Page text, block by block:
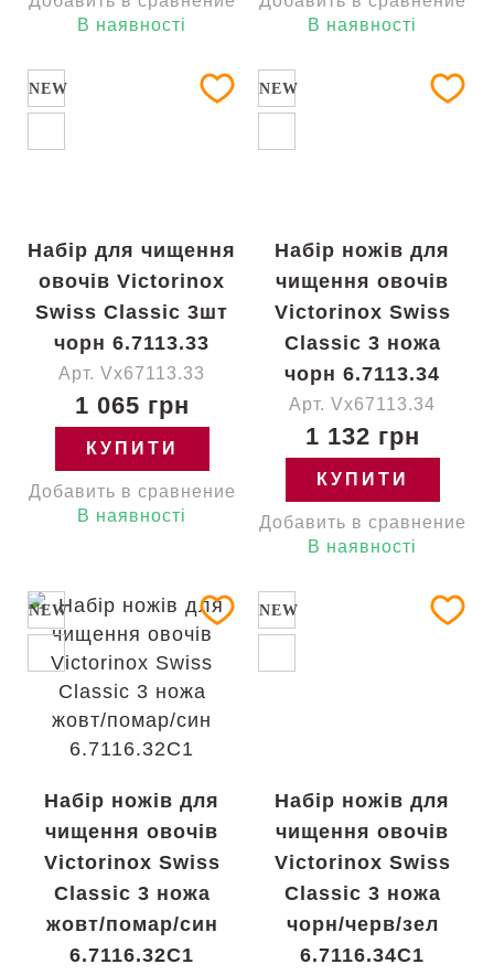
В наявності
В наявності
NEW
Набір для чищення
овочів Victorinox
Swiss Classic 3шт
чорн 6.7113.33
Арт. Vx67113.33
1 065 грн
КУПИТИ
Добавить в сравнение
В наявності
NEW
Набір ножів для
чищення овочів
Victorinox Swiss
Classic 3 ножа
чорн 6.7113.34
Арт. Vx67113.34
1 132 грн
КУПИТИ
Добавить в сравнение
В наявності
NEW
Набір ножів для
чищення овочів
Victorinox Swiss
Classic 3 ножа
жовт/помар/син
6.7116.32C1
NEW
Набір ножів для
чищення овочів
Victorinox Swiss
Classic 3 ножа
чорн/черв/зел
6.7116.34C1